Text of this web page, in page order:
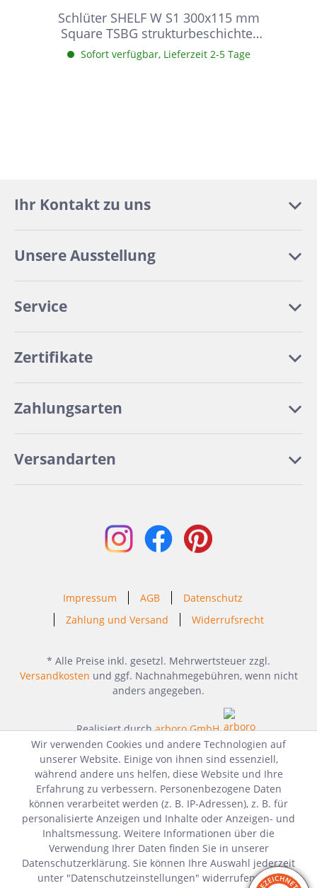
Schlüter SHELF W S1 300x115 mm
Square TSBG strukturbeschichtet
Beigegrau Duschablage
Sofort verfügbar, Lieferzeit 2-5 Tage
Ihr Kontakt zu uns
Unsere Ausstellung
Service
Zertifikate
Zahlungsarten
Versandarten
Impressum AGB
Datenschutz
Zahlung und Versand
Widerrufsrecht
* Alle Preise inkl. gesetzl. Mehrwertsteuer zzgl.
Versandkosten und ggf. Nachnahmegebühren, wenn nicht
anders angegeben.
Realisiert durcharboro GmbH
Wir verwenden Cookies und andere Technologien auf
unserer Website. Einige von ihnen sind essenziell,
während andere uns helfen, diese Website und Ihre
Erfahrung zu verbessern. Personenbezogene Daten
können verarbeitet werden (z. B. IP-Adressen), z. B. für
personalisierte Anzeigen und Inhalte oder Anzeigen- und
Inhaltsmessung. Weitere Informationen über die
Verwendung Ihrer Daten finden Sie in unserer
Datenschutzerklärung. Sie können Ihre Auswahl jederzeit
unter "Datenschutzeinstellungen" widerrufen oder